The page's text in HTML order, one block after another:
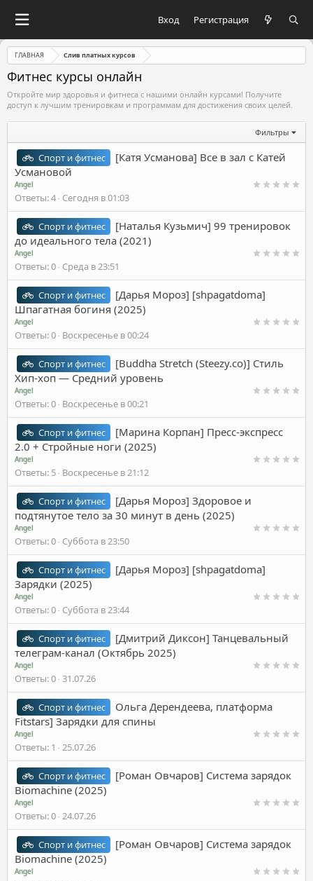
Вход Регистрация
ГЛАВНАЯ Слив платных курсов
Фитнес курсы онлайн
Откройте мир здоровья и фитнеса с нашими онлайн курсами! Получите
доступ к лучшим тренировкам и программам для достижения своих целей.
Фильтры
Спорт и фитнес
[Катя Усманова] Все в зал с Катей
Усмановой
Angel
Ответы 4 Сегодня в 01:03
Спорт и фитнес
[Наталья Кузьмич] 99 тренировок
до идеального тела (2021)
Angel
Ответы 0 Среда в 23:51
Спорт и фитнес
[Дарья Мороз] [shpagatdoma]
Шпагатная богиня (2025)
Angel
Ответы 0 Воскресенье в 00:24
Спорт и фитнес
[Buddha Stretch (Steezy.co)] Стиль
Хип-хоп — Средний уровень
Angel
Ответы 0 Воскресенье в 00:21
Спорт и фитнес
[Марина Корпан] Пресс-экспресс
2.0 + Стройные ноги (2025)
Angel
Ответы 5 Воскресенье в 21:12
Спорт и фитнес
[Дарья Мороз] Здоровое и
подтянутое тело за 30 минут в день (2025)
Angel
Ответы 0 Суббота в 23:50
Спорт и фитнес
[Дарья Мороз] [shpagatdoma]
Зарядки (2025)
Angel
Ответы 0 Суббота в 23:44
Спорт и фитнес
[Дмитрий Диксон] Танцевальный
телеграм-канал (Октябрь 2025)
Angel
Ответы 0 31.07.26
Спорт и фитнес
Ольга Дерендеева, платформа
Fitstars] Зарядки для спины
Angel
Ответы 1 25.07.26
Спорт и фитнес
[Роман Овчаров] Система зарядок
Biomachine (2025)
Angel
Ответы 0 24.07.26
Спорт и фитнес
[Роман Овчаров] Система зарядок
Biomachine (2025)
Angel